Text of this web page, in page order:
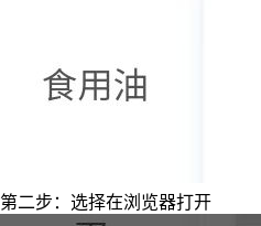
第二步：选择在浏览器打开